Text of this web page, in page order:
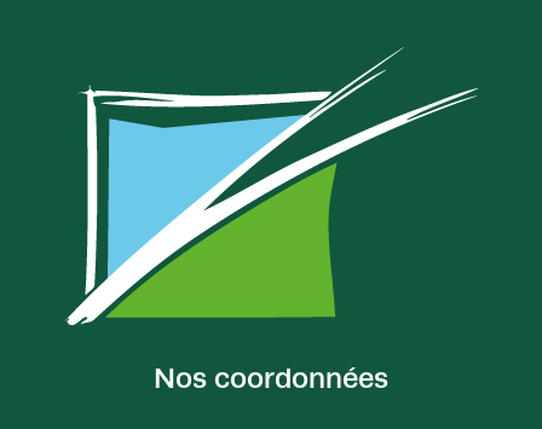
Nos coordonnées